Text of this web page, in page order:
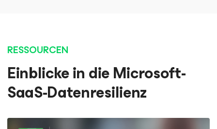
RESSOURCEN
Einblicke in die Microsoft-
SaaS-Datenresilienz